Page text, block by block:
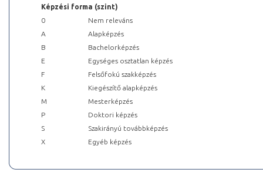
Képzési forma (szint)
0
Nem releváns
A
Alapképzés
B
Bachelorképzés
E
Egységes osztatlan képzés
F
Felsőfokú szakképzés
K
Kiegészítő alapképzés
M
Mesterképzés
P
Doktori képzés
S
Szakirányú továbbképzés
X
Egyéb képzés